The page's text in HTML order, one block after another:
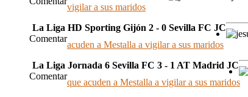
vigilar a sus maridos
La Liga HD Sporting Gijón 2 - 0 Sevilla FC JC
Comentar
acuden a Mestalla a vigilar a sus maridos
La Liga Jornada 6 Sevilla FC 3 - 1 AT Madrid JC
Comentar
que acuden a Mestalla a vigilar a sus maridos